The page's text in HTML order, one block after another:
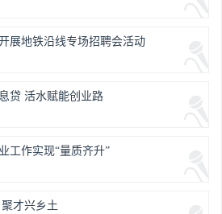
展地铁沿线专场招聘会活动
贷 活水赋能创业路
工作实现“量质齐升”
才兴乡土